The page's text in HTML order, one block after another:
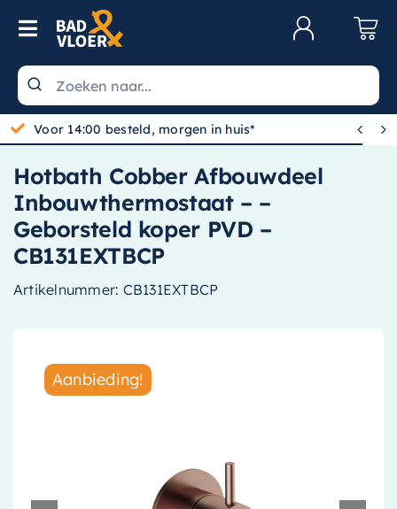
Skip to content
Toggle Navigation
Wastafels
Toiletten
Spiegels
Kranen
Douche
Badkamermeubels
Radiatoren
Klimaatbeheersing
Voor 14:00 besteld, morgen in huis*  
Hotbath Cobber Afbouwdeel
Inbouwthermostaat – –
Geborsteld koper PVD –
CB131EXTBCP
Artikelnummer: CB131EXTBCP
Aanbieding!